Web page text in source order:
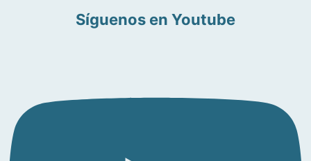
Síguenos en Youtube